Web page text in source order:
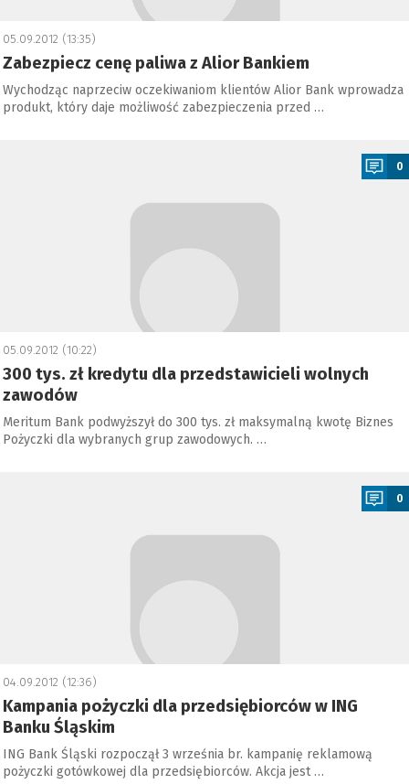
05.09.2012 (13:35)
Zabezpiecz cenę paliwa z Alior Bankiem
Wychodząc naprzeciw oczekiwaniom klientów Alior Bank wprowadza
produkt, który daje możliwość zabezpieczenia przed …
0
05.09.2012 (10:22)
300 tys. zł kredytu dla przedstawicieli wolnych
zawodów
Meritum Bank podwyższył do 300 tys. zł maksymalną kwotę Biznes
Pożyczki dla wybranych grup zawodowych. …
0
04.09.2012 (12:36)
Kampania pożyczki dla przedsiębiorców w ING
Banku Śląskim
ING Bank Śląski rozpoczął 3 września br. kampanię reklamową
pożyczki gotówkowej dla przedsiębiorców. Akcja jest …